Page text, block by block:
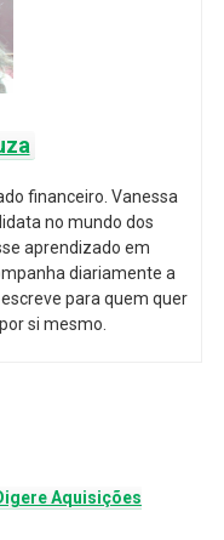
financeiro. Vanessa
no mundo dos
aprendizado em
diariamente a
escreve para quem quer
si mesmo.
Aquisições